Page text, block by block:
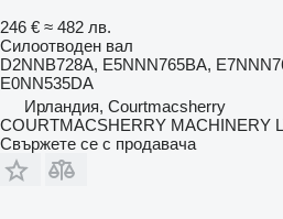
246 € ≈ 482 лв.
Силоотводен вал
D2NNB728A, E5NNN765BA,
E0NN535DA
Ирландия, Courtmacsherry
COURTMACSHERRY MACHINERY
Свържете се с продавача